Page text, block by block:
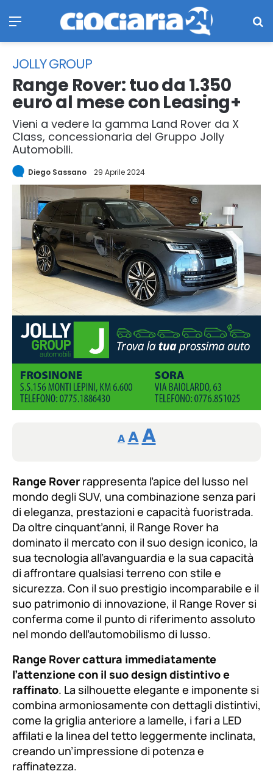
JOLLY GROUP
Range Rover: tuo da 1.350
euro al mese con Leasing+
Vieni a vedere la gamma Land Rover da X
Class, concessionaria del Gruppo Jolly
Automobili.
Diego Sassano 29 Aprile 2024
A
Reducir
tamaño
A Restablecer
tamaño
de
fuente
AAumentar
de
fuente.
Range Rover rappresenta l’apice del lusso nel
mondo degli SUV, una combinazione senza pari
di eleganza, prestazioni e capacità fuoristrada.
Da oltre cinquant’anni, il Range Rover ha
dominato il mercato con il suo design iconico, la
sua tecnologia all’avanguardia e la sua capacità
di affrontare qualsiasi terreno con stile e
sicurezza. Con il suo prestigio incomparabile e il
suo patrimonio di innovazione, il Range Rover si
conferma come il punto di riferimento assoluto
nel mondo dell’automobilismo di lusso.
Range Rover cattura immediatamente
l’attenzione con il suo design distintivo e
raffinato. La silhouette elegante e imponente si
combina armoniosamente con dettagli distintivi,
come la griglia anteriore a lamelle, i fari a LED
affilati e la linea del tetto leggermente inclinata,
creando un’impressione di potenza e
raffinatezza.